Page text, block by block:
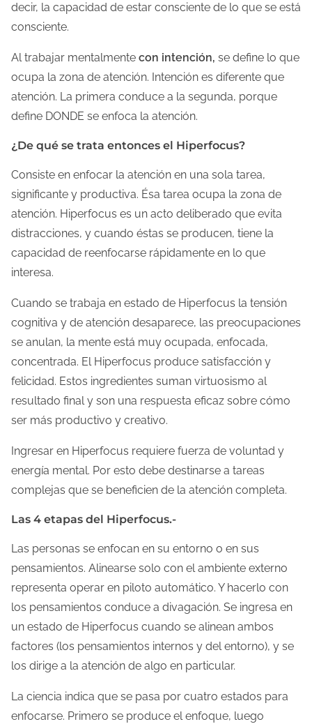
decir, la capacidad de estar consciente de lo que se está
consciente.
Al trabajar mentalmente con intención, se define lo que
ocupa la zona de atención. Intención es diferente que
atención. La primera conduce a la segunda, porque
define DONDE se enfoca la atención.
¿De qué se trata entonces el Hiperfocus?
Consiste en enfocar la atención en una sola tarea,
significante y productiva. Ésa tarea ocupa la zona de
atención. Hiperfocus es un acto deliberado que evita
distracciones, y cuando éstas se producen, tiene la
capacidad de reenfocarse rápidamente en lo que
interesa.
Cuando se trabaja en estado de Hiperfocus la tensión
cognitiva y de atención desaparece, las preocupaciones
se anulan, la mente está muy ocupada, enfocada,
concentrada. El Hiperfocus produce satisfacción y
felicidad. Estos ingredientes suman virtuosismo al
resultado final y son una respuesta eficaz sobre cómo
ser más productivo y creativo.
Ingresar en Hiperfocus requiere fuerza de voluntad y
energía mental. Por esto debe destinarse a tareas
complejas que se beneficien de la atención completa.
Las 4 etapas del Hiperfocus.-
Las personas se enfocan en su entorno o en sus
pensamientos. Alinearse solo con el ambiente externo
representa operar en piloto automático. Y hacerlo con
los pensamientos conduce a divagación. Se ingresa en
un estado de Hiperfocus cuando se alinean ambos
factores (los pensamientos internos y del entorno), y se
los dirige a la atención de algo en particular.
La ciencia indica que se pasa por cuatro estados para
enfocarse. Primero se produce el enfoque, luego